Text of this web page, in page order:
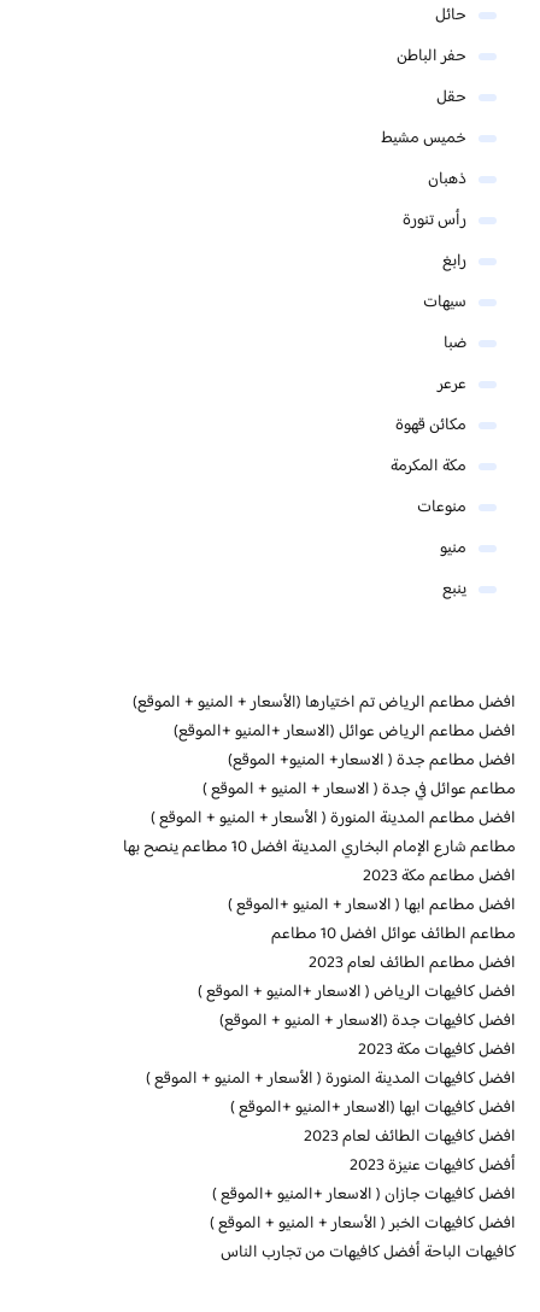
حائل
حفر الباطن
حقل
خميس مشيط
ذهبان
رأس تنورة
رابغ
سيهات
ضبا
عرعر
مكائن قهوة
مكة المكرمة
منوعات
منيو
ينبع
افضل مطاعم الرياض تم اختيارها (الأسعار + المنيو + الموقع)
افضل مطاعم الرياض عوائل (الاسعار +المنيو +الموقع)
افضل مطاعم جدة ( الاسعار+ المنيو+ الموقع)
مطاعم عوائل في جدة ( الاسعار + المنيو + الموقع )
افضل مطاعم المدينة المنورة ( الأسعار + المنيو + الموقع )
مطاعم شارع الإمام البخاري المدينة افضل 10 مطاعم ينصح بها
افضل مطاعم مكة 2023
افضل مطاعم ابها ( الاسعار + المنيو +الموقع )
مطاعم الطائف عوائل افضل 10 مطاعم
افضل مطاعم الطائف لعام 2023
افضل كافيهات الرياض ( الاسعار +المنيو + الموقع )
افضل كافيهات جدة (الاسعار + المنيو + الموقع)
افضل كافيهات مكة 2023
افضل كافيهات المدينة المنورة ( الأسعار + المنيو + الموقع )
افضل كافيهات ابها (الاسعار +المنيو +الموقع )
افضل كافيهات الطائف لعام 2023
أفضل كافيهات عنيزة 2023
افضل كافيهات جازان ( الاسعار +المنيو +الموقع )
افضل كافيهات الخبر ( الأسعار + المنيو + الموقع )
كافيهات الباحة أفضل كافيهات من تجارب الناس